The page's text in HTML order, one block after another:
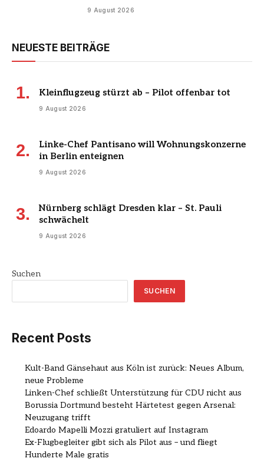
9 August 2026
NEUESTE BEITRÄGE
Kleinflugzeug stürzt ab – Pilot offenbar tot
9 August 2026
Linke-Chef Pantisano will Wohnungskonzerne
in Berlin enteignen
9 August 2026
Nürnberg schlägt Dresden klar – St. Pauli
schwächelt
9 August 2026
Suchen
SUCHEN
Recent Posts
Kult-Band Gänsehaut aus Köln ist zurück: Neues Album,
neue Probleme
Linken-Chef schließt Unterstützung für CDU nicht aus
Borussia Dortmund besteht Härtetest gegen Arsenal:
Neuzugang trifft
Edoardo Mapelli Mozzi gratuliert auf Instagram
Ex-Flugbegleiter gibt sich als Pilot aus – und fliegt
Hunderte Male gratis